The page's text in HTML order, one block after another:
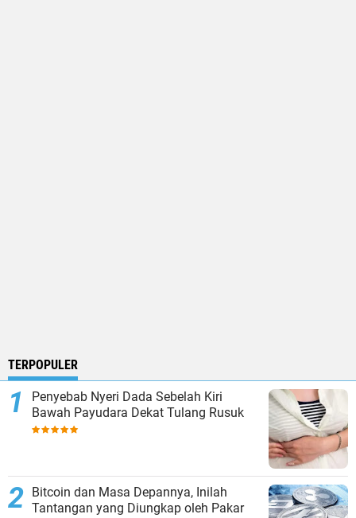
TERPOPULER
Penyebab Nyeri Dada Sebelah Kiri
Bawah Payudara Dekat Tulang Rusuk
Bitcoin dan Masa Depannya, Inilah
Tantangan yang Diungkap oleh Pakar